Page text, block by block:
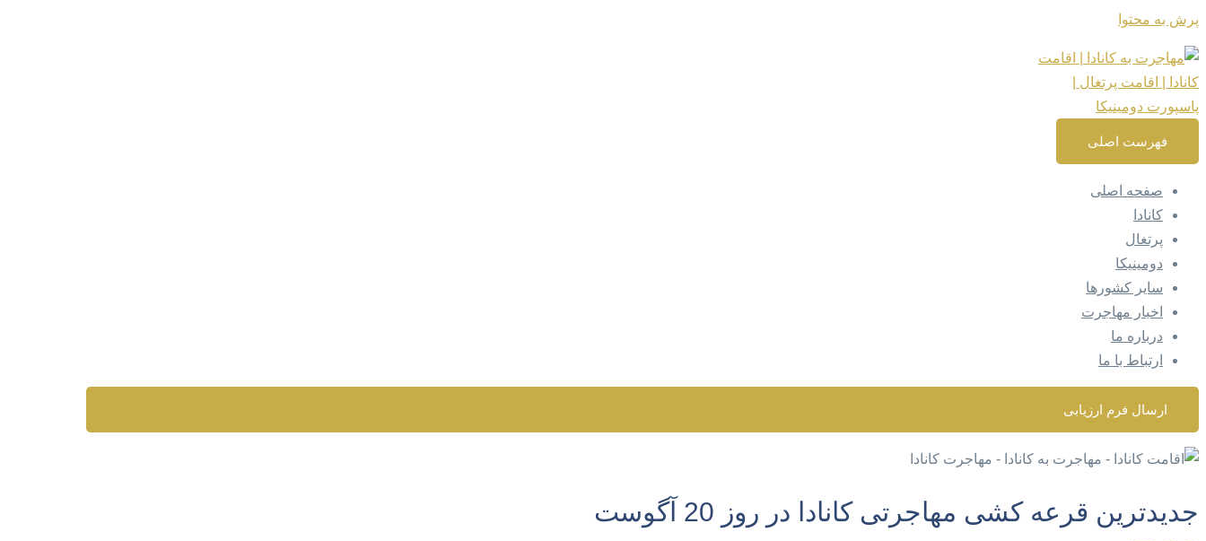
پرش به محتوا
فهرست اصلی
صفحه اصلی
کانادا
پرتغال
دومینیکا
سایر کشورها
اخبار مهاجرت
درباره ما
ارتباط با ما
ارسال فرم ارزیابی
جدیدترین قرعه کشی مهاجرتی کانادا در روز 20 آگوست